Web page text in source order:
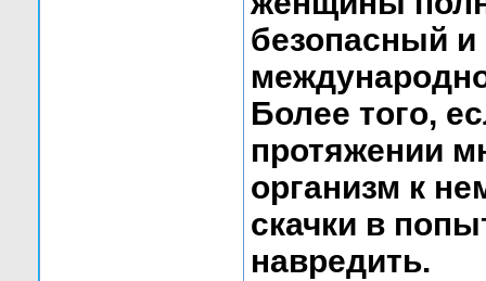
безопасный
Более того,
протяжении
организм к
скачки в
навредить.